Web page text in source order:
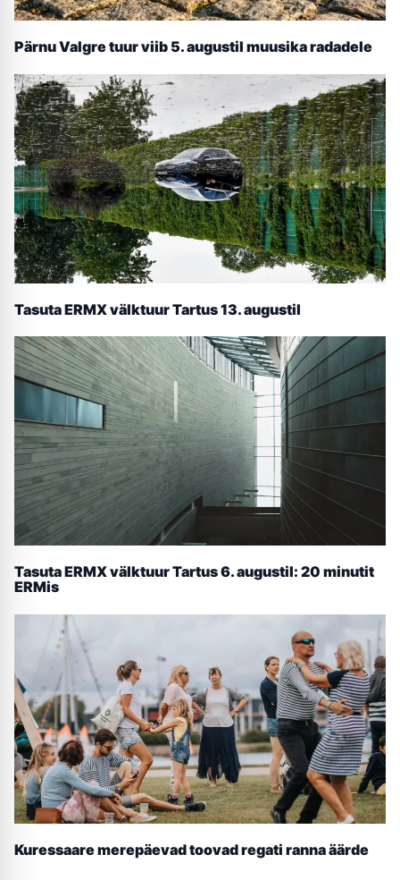
Pärnu Valgre tuur viib 5. augustil muusika radadele
Tasuta ERMX välktuur Tartus 13. augustil
Tasuta ERMX välktuur Tartus 6. augustil: 20 minutit
ERMis
Kuressaare merepäevad toovad regati ranna äärde